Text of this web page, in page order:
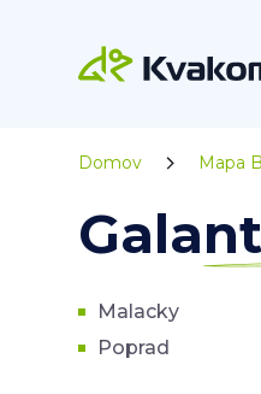
Domov Mapa
Malacky
Poprad